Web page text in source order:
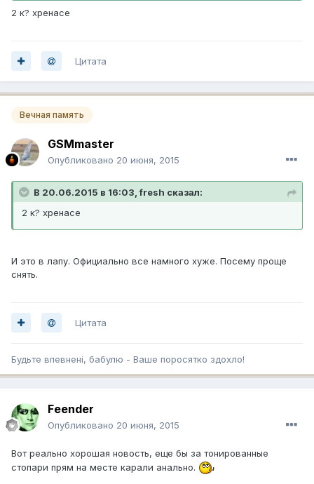
2 к? хренасе
Цитата
Вечная память
GSMmaster
Опубликовано 20 июня, 2015
В 20.06.2015 в 16:03, fresh сказал:
2 к? хренасе
И это в лапу. Официально все намного хуже. Посему проще
снять.
Цитата
Будьте впевненi, бабулю - Ваше поросятко здохло!
Feender
Опубликовано 20 июня, 2015
Вот реально хорошая новость, еще бы за тонированные
стопари прям на месте карали анально.